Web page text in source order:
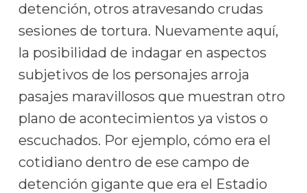
detención, otros atravesando crudas
sesiones de tortura. Nuevamente aquí,
la posibilidad de indagar en aspectos
subjetivos de los personajes arroja
pasajes maravillosos que muestran otro
plano de acontecimientos ya vistos o
escuchados. Por ejemplo, cómo era el
cotidiano dentro de ese campo de
detención gigante que era el Estadio